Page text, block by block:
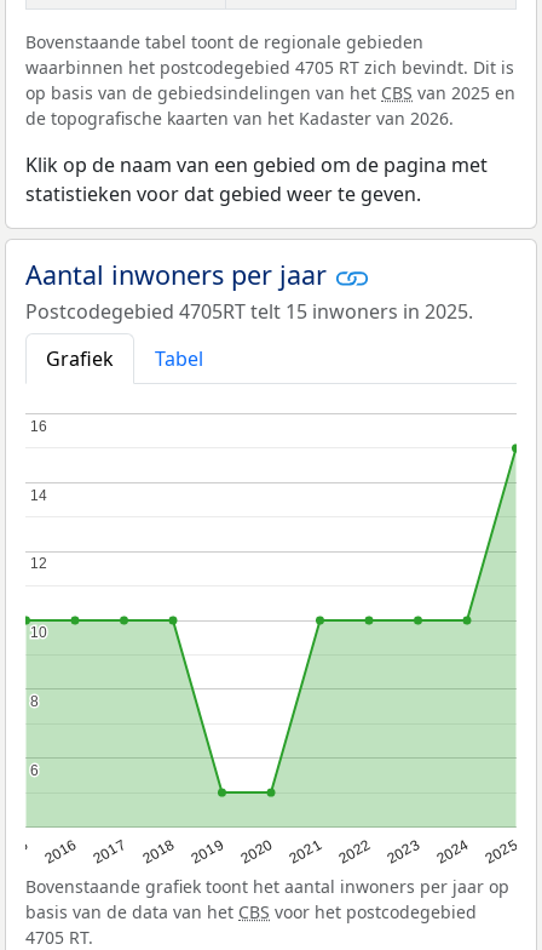
Bovenstaande tabel toont de regionale gebieden
waarbinnen het postcodegebied 4705 RT zich bevindt. Dit is
op basis van de gebiedsindelingen van het CBS van 2025 en
de topografische kaarten van het Kadaster van 2026.
Klik op de naam van een gebied om de pagina met
statistieken voor dat gebied weer te geven.
Aantal inwoners per jaar
Postcodegebied 4705RT telt 15 inwoners in 2025.
Grafiek
Tabel
2016 2017 2018 2019 2020 2021 2022 2023 2024 2025
6
6
8
8
10
10
12
12
14
14
16
16
Bovenstaande grafiek toont het aantal inwoners per jaar op
basis van de data van het CBS voor het postcodegebied
4705 RT.